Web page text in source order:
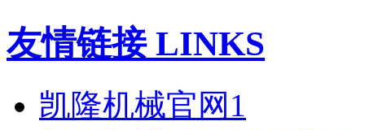
友情链接 LINKS
凯隆机械官网1